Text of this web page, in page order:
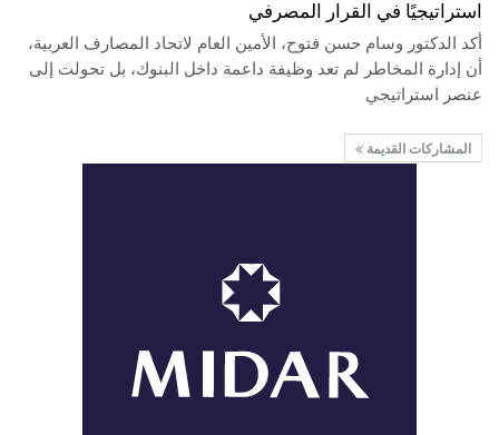
استراتيجيًا في القرار المصرفي
أكد الدكتور وسام حسن فتوح، الأمين العام لاتحاد المصارف العربية،
أن إدارة المخاطر لم تعد وظيفة داعمة داخل البنوك، بل تحولت إلى
عنصر استراتيجي
المشاركات القديمة